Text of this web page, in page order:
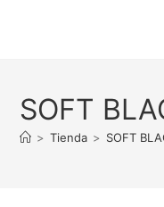
SOFT
> Tienda > SOFT